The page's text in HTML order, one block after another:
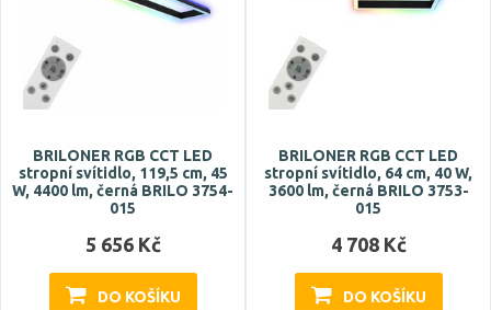
BRILONER RGB CCT LED
stropní svítidlo, 119,5 cm, 45
W, 4400 lm, černá BRILO 3754-
015
5 656 Kč
DO KOŠÍKU
BRILONER RGB CCT LED
stropní svítidlo, 64 cm, 40 W,
3600 lm, černá BRILO 3753-
015
4 708 Kč
DO KOŠÍKU